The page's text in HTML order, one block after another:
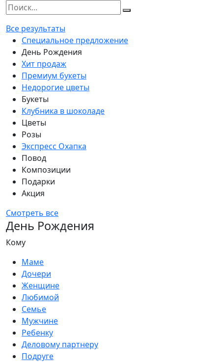
Все результаты
Специальное предложение
День Рождения
Хит продаж
Премиум букеты
Недорогие цветы
Букеты
Клубника в шоколаде
Цветы
Розы
Экспресс Охапка
Повод
Композиции
Подарки
Акция
Смотреть все
День Рождения
Кому
Маме
Дочери
Женщине
Любимой
Семье
Мужчине
Ребенку
Деловому партнеру
Подруге